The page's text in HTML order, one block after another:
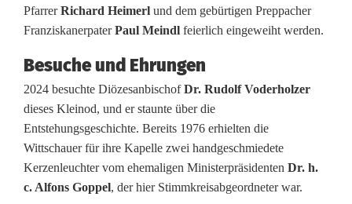
t
o
z
i
n
i
PfarrerRichard Heimerl und dem gebürtigen Preppacher
FranziskanerpaterPaul Meindl feierlich eingeweiht werden.
Besuche und Ehrungen
2024 besuchte DiözesanbischofDr. Rudolf Voderholzer
dieses Kleinod, und er staunte über die
Entstehungsgeschichte. Bereits 1976 erhielten die
Wittschauer für ihre Kapelle zwei handgeschmiedete
Kerzenleuchter vom ehemaligen Ministerpräsidenten Dr. h.
c. Alfons Goppel, der hier Stimmkreisabgeordneter war.